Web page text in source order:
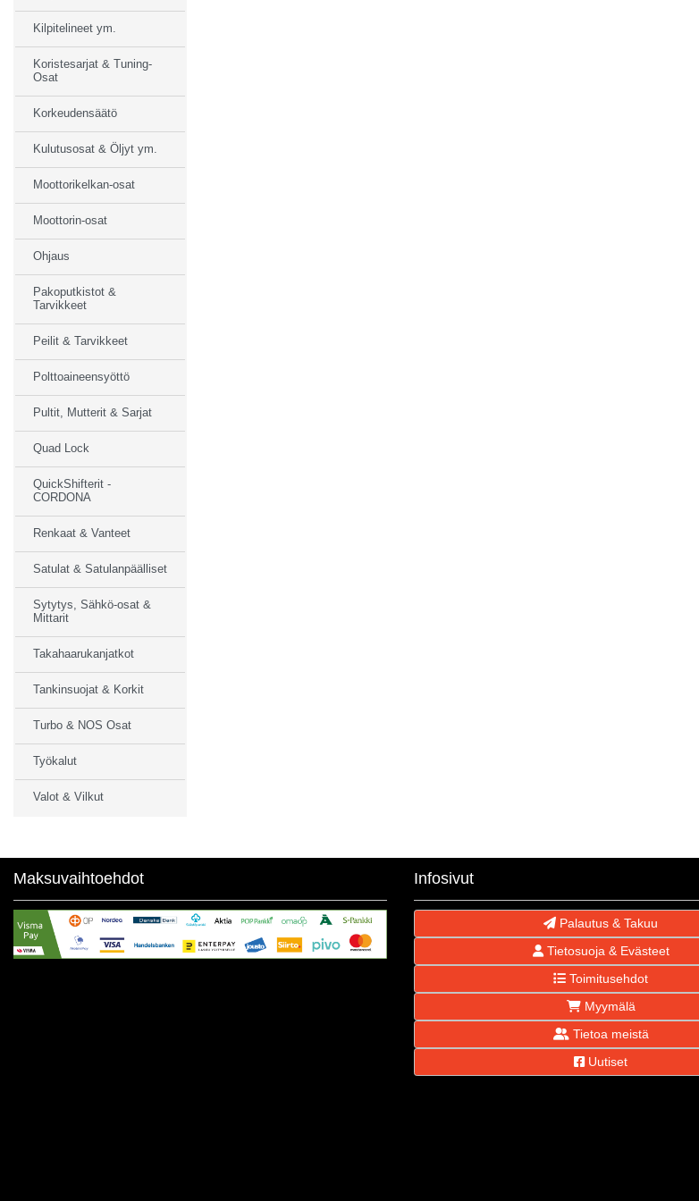
Kilpitelineet ym.
Koristesarjat & Tuning-
Osat
Korkeudensäätö
Kulutusosat & Öljyt ym.
Moottorikelkan-osat
Moottorin-osat
Ohjaus
Pakoputkistot &
Tarvikkeet
Peilit & Tarvikkeet
Polttoaineensyöttö
Pultit, Mutterit & Sarjat
Quad Lock
QuickShifterit -
CORDONA
Renkaat & Vanteet
Satulat & Satulanpäälliset
Sytytys, Sähkö-osat &
Mittarit
Takahaarukanjatkot
Tankinsuojat & Korkit
Turbo & NOS Osat
Työkalut
Valot & Vilkut
Maksuvaihtoehdot Infosivut
Palautus & Takuu
Tietosuoja & Evästeet
Toimitusehdot
Myymälä
Tietoa meistä
Uutiset